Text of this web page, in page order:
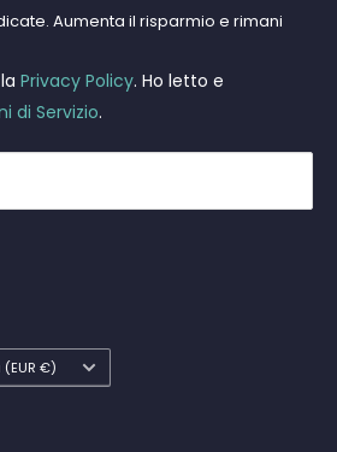
Aumenta il risparmio e rimani
Privacy Policy. Ho letto e
di Servizio.
€)